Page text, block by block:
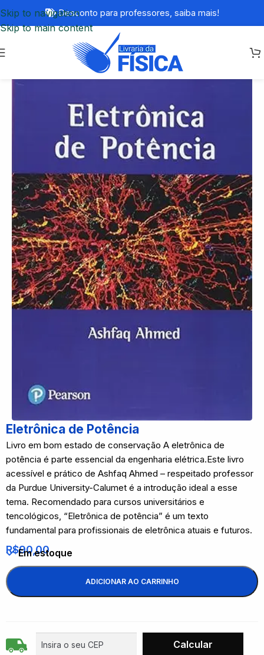
Skip to navigation
Skip to main content
Desconto para professores, saiba mais!
Eletrônica de Potência
Livro em bom estado de conservação A eletrônica de
potência é parte essencial da engenharia elétrica.Este livro
acessível e prático de Ashfaq Ahmed – respeitado professor
da Purdue University-Calumet é a introdução ideal a esse
tema. Recomendado para cursos universitários e
tencológicos, “Eletrônica de potência” é um texto
fundamental para profissionais de eletrônica atuais e futuros.
R$90,00
Em estoque
ADICIONAR AO CARRINHO